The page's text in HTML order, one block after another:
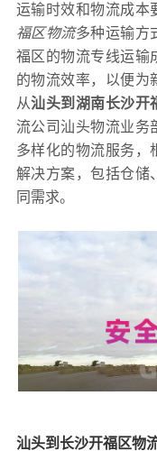
运输时效和物流成本
福区物流多种运输方
福区的物流专线运输
的物流效率，以便为
从汕头到湖南长沙开
流公司汕头物流业务
多样化的物流服务，
解决方案，包括仓储
同需求。
汕头到长沙开福区物